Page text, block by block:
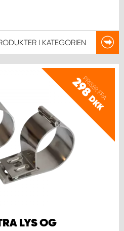
I KATEGORIEN
PRISER FRA
298
DKK
LYS OG